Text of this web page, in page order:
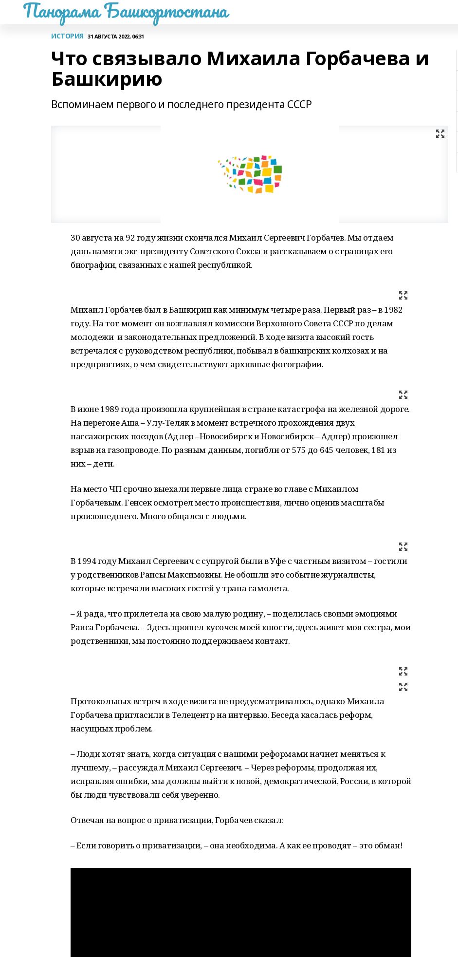
Панорама Башкортостана
ИСТОРИЯ 31 АВГУСТА 2022, 06:31
Что связывало Михаила Горбачева и
Башкирию
Вспоминаем первого и последнего президента СССР
30 августа на 92 году жизни скончался Михаил Сергеевич Горбачев. Мы отдаем
дань памяти экс-президенту Советского Союза и рассказываем о страницах его
биографии, связанных с нашей республикой.
Михаил Горбачев был в Башкирии как минимум четыре раза. Первый раз – в 1982
году. На тот момент он возглавлял комиссии Верховного Совета СССР по делам
молодежи и законодательных предложений. В ходе визита высокий гость
встречался с руководством республики, побывал в башкирских колхозах и на
предприятиях, о чем свидетельствуют архивные фотографии.
В июне 1989 года произошла крупнейшая в стране катастрофа на железной дороге.
На перегоне Аша – Улу-Теляк в момент встречного прохождения двух
пассажирских поездов (Адлер –Новосибирск и Новосибирск – Адлер) произошел
взрыв на газопроводе. По разным данным, погибли от 575 до 645 человек, 181 из
них – дети.
На место ЧП срочно выехали первые лица стране во главе с Михаилом
Горбачевым. Генсек осмотрел место происшествия, лично оценив масштабы
произошедшего. Много общался с людьми.
В 1994 году Михаил Сергеевич с супругой были в Уфе с частным визитом – гостили
у родственников Раисы Максимовны. Не обошли это событие журналисты,
которые встречали высоких гостей у трапа самолета.
– Я рада, что прилетела на свою малую родину, – поделилась своими эмоциями
Раиса Горбачева. – Здесь прошел кусочек моей юности, здесь живет моя сестра, мои
родственники, мы постоянно поддерживаем контакт.
Протокольных встреч в ходе визита не предусматривалось, однако Михаила
Горбачева пригласили в Телецентр на интервью. Беседа касалась реформ,
насущных проблем.
– Люди хотят знать, когда ситуация с нашими реформами начнет меняться к
лучшему, – рассуждал Михаил Сергеевич. – Через реформы, продолжая их,
исправляя ошибки, мы должны выйти к новой, демократической, России, в которой
бы люди чувствовали себя уверенно.
Отвечая на вопрос о приватизации, Горбачев сказал:
– Если говорить о приватизации, – она необходима. А как ее проводят – это обман!